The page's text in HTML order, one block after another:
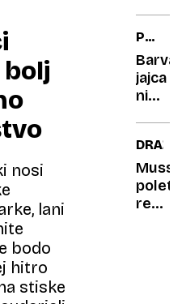
nosi
lani
bodo
hitro
stiske
mora
ta
teden
pustiti
za
seboj
Barva
jajca
ni
šteje
samo
ena